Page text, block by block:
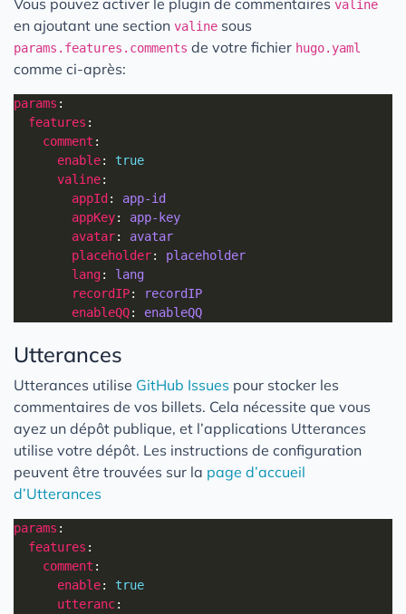
valine
en ajoutant une section valine sous
params.features.comments de votre fichier hugo.yaml
comme ci-après:
params
features
comment
enable: true
valine
appId : app-id
appKey: app-key
avatar: avatar
placeholder: placeholder
lang: lang
recordIP:
recordIP
enableQQ: enableQQ
Utterances
Utterances utilise GitHub Issues pour stocker les
commentaires de vos billets. Cela nécessite que vous
ayez un dépôt publique, et l’applications Utterances
utilise votre dépôt. Les instructions de configuration
peuvent être trouvées sur la page d’accueil
d’Utterances
params
features
comment
enable: true
utteranc